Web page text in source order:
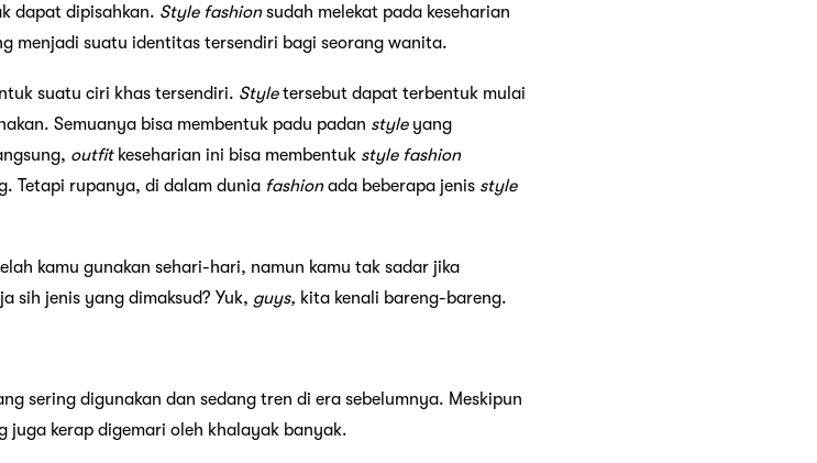
dapat dipisahkan. Style fashionsudah melekat pada keseharian
menjadi suatu identitas tersendiri bagi seorang wanita.
suatu ciri khas tersendiri. Styletersebut dapat terbentuk mulai
Semuanya bisa membentuk padu padan styleyang
outfitkeseharian ini bisa membentuk style fashion
Tetapi rupanya, di dalam dunia fashionada beberapa jenis style
kamu gunakan sehari-hari, namun kamu tak sadar jika
sih jenis yang dimaksud? Yuk, guys, kita kenali bareng-bareng.
sering digunakan dan sedang tren di era sebelumnya. Meskipun
juga kerap digemari oleh khalayak banyak.